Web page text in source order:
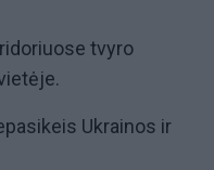
tvyro
Ukrainos ir